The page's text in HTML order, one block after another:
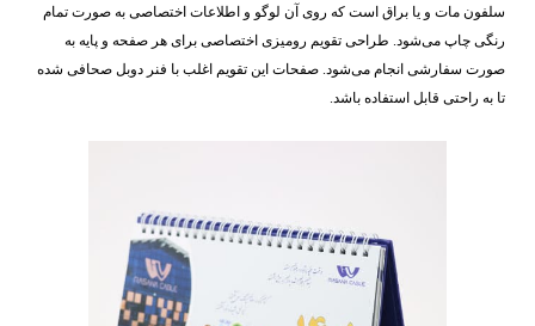
سلفون مات و یا براق است که روی آن لوگو و اطلاعات اختصاصی به صورت تمام
رنگی چاپ می‌شود. طراحی تقویم رومیزی اختصاصی برای هر صفحه و پایه به
صورت سفارشی انجام می‌شود. صفحات این تقویم اغلب با فنر دوبل صحافی شده
تا به راحتی قابل استفاده باشد.